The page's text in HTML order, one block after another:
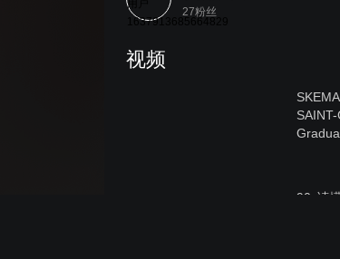
27粉丝
视频
SAINT-
90s读